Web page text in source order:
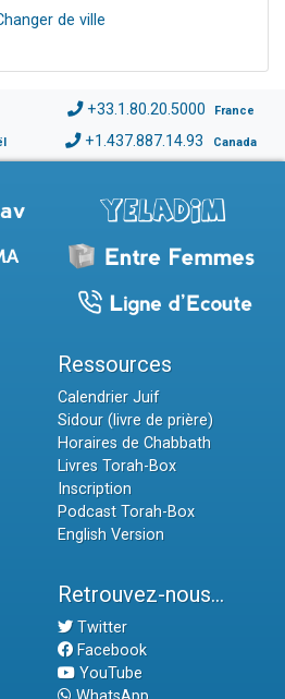
de ville
+33.1.80.20.5000 France
+1.437.887.14.93 Canada
Ressources
Calendrier Juif
Sidour (livre de prière)
Horaires de Chabbath
Livres Torah-Box
Inscription
Podcast Torah-Box
English Version
Retrouvez-nous...
Twitter
Facebook
YouTube